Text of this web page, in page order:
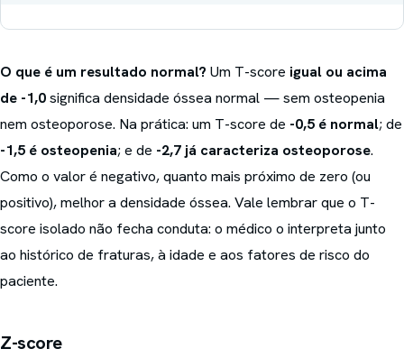
O que é um resultado normal? Um T-score igual ou acima
de -1,0significa densidade óssea normal — sem osteopenia
nem osteoporose. Na prática: um T-score de -0,5 é normal; de
-1,5 é osteopenia; e de -2,7 já caracteriza osteoporose.
Como o valor é negativo, quanto mais próximo de zero (ou
positivo), melhor a densidade óssea. Vale lembrar que o T-
score isolado não fecha conduta: o médico o interpreta junto
ao histórico de fraturas, à idade e aos fatores de risco do
paciente.
Z-score